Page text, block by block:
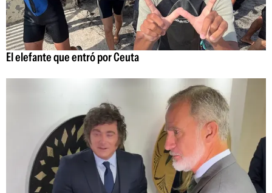
El elefante que entró por Ceuta